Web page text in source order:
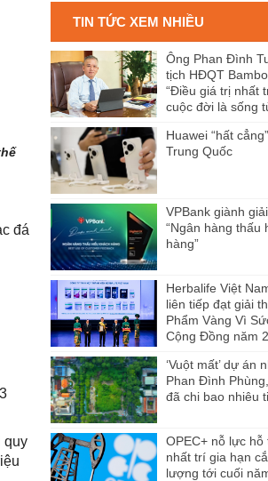
đá
quy
TIN TỨC XEM NHIỀU
Ông Phan Đình
tịch HĐQT
“Điều giá trị nhất
cuộc đời là sống
Huawei “hất
Trung Quốc
VPBank giành
“Ngân hàng thấu
hàng”
Herbalife Việt
liên tiếp đạt giải
Phẩm Vàng Vì
Cộng Đồng năm
‘Vuột mất’ dự án
Phan Đình
đã chi bao nhiêu
OPEC+ nỗ lực hỗ
nhất trí gia hạn
lượng tới cuối